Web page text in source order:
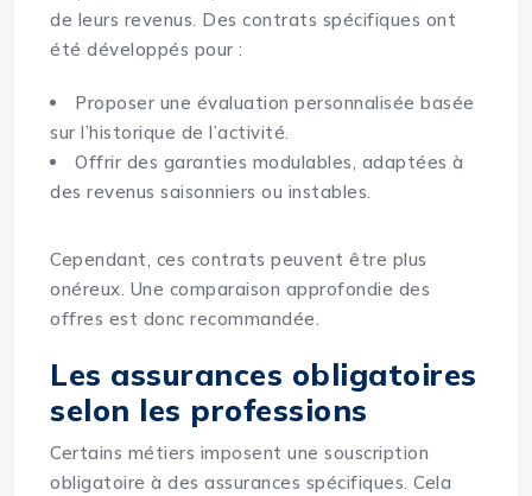
de leurs revenus. Des contrats spécifiques ont
été développés pour :
Proposer une évaluation personnalisée basée
sur l’historique de l’activité.
Offrir des garanties modulables, adaptées à
des revenus saisonniers ou instables.
Cependant, ces contrats peuvent être plus
onéreux. Une comparaison approfondie des
offres est donc recommandée.
Les assurances obligatoires
selon les professions
Certains métiers imposent une souscription
obligatoire à des assurances spécifiques. Cela